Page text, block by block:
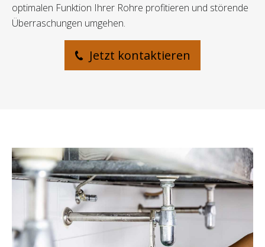
optimalen Funktion Ihrer Rohre profitieren und störende
Überraschungen umgehen.
Jetzt kontaktieren